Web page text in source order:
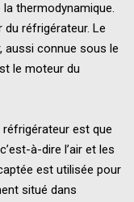
thermodynamique.
du réfrigérateur. Le
aussi connue sous le
le moteur du
réfrigérateur est que
à-dire l’air et les
est utilisée pour
situé dans